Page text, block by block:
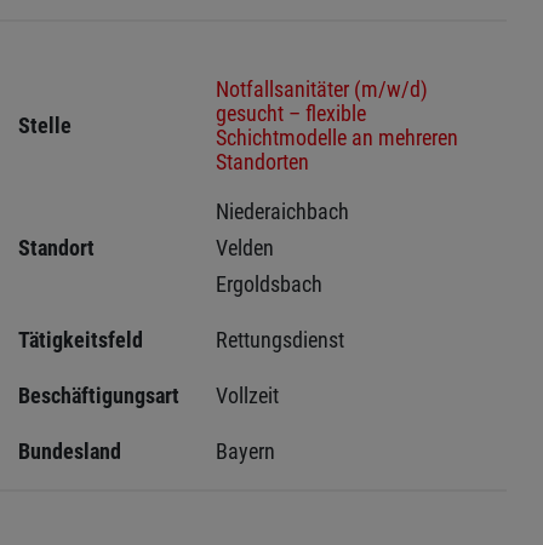
Stelle
Notfallsanitäter (m/w/d)
gesucht – flexible
Schichtmodelle an mehreren
Standorten
Standort
Niederaichbach
Velden
Ergoldsbach
Tätigkeitsfeld Rettungsdienst
Beschäftigungsart Vollzeit
Bundesland Bayern